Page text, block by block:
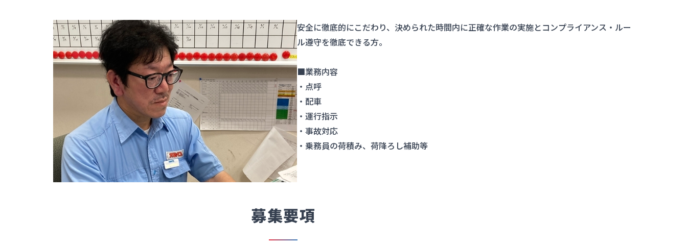
安全に徹底的にこだわり、決められた時間内に正確な作業の実施とコンプライアンス・ルー
ル遵守を徹底できる方。
■業務内容
・点呼
・配車
・運行指示
・事故対応
・乗務員の荷積み、荷降ろし補助等
募集要項